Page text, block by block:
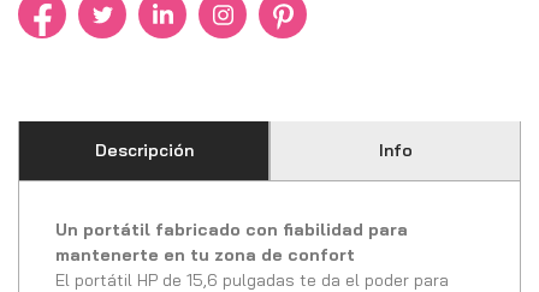
Descripción Info
Un portátil fabricado con fiabilidad para
mantenerte en tu zona de confort
El portátil HP de 15,6 pulgadas te da el poder para